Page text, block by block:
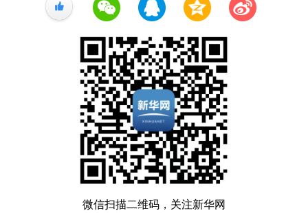
+1
微信扫描二维码，关注新华网